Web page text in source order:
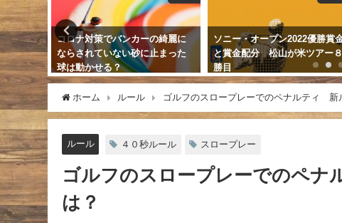
綺麗に
まった
ソニー・オープン2022優勝賞金
と賞金配分 松山が米ツアー８
勝目
ゴルフボールは新品でも寿命
ある？未使用の場合の経年劣化
の目安は？
ホーム ルール ゴルフのスロープレーでのペナルティ 新
ルール ４０秒ルール スロープレー
ゴルフのスロープレーでのペ
は？